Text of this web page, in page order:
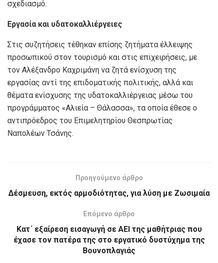
σχεδιασμό.
Εργασία και υδατοκαλλιέργειες
Στις συζητήσεις τέθηκαν επίσης ζητήματα έλλειψης
προσωπικού στον τουρισμό και στις επιχειρήσεις, με
τον Αλέξανδρο Καχριμάνη να ζητά ενίσχυση της
εργασίας αντί της επιδοματικής πολιτικής, αλλά και
θέματα ενίσχυσης της υδατοκαλλιέργειας μέσω του
προγράμματος «Αλιεία – Θάλασσα», τα οποία έθεσε ο
αντιπρόεδρος του Επιμελητηρίου Θεσπρωτίας
Ναπολέων Τσάνης.
Προηγούμενο άρθρο
Δέσμευση, εκτός αρμοδιότητας, για λύση με Ζωσιμαία
Επόμενο άρθρο
Κατ΄ εξαίρεση εισαγωγή σε ΑΕΙ της μαθήτριας που
έχασε τον πατέρα της στο εργατικό δυστύχημα της
Βουνοπλαγιάς